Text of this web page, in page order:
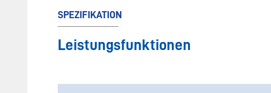
SPEZIFIKATION
Leistungsfunktionen